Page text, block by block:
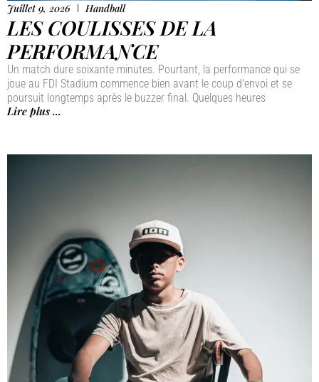
Juillet 9, 2026 Handball
LES COULISSES DE LA
PERFORMANCE
Un match dure soixante minutes. Pourtant, la performance qui se
joue au FDI Stadium commence bien avant le coup d'envoi et se
poursuit longtemps après le buzzer final. Quelques heures
Lire plus ...